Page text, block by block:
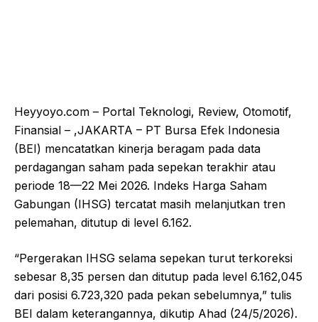
Heyyoyo.com – Portal Teknologi, Review, Otomotif,
Finansial – ,JAKARTA – PT Bursa Efek Indonesia
(BEI) mencatatkan kinerja beragam pada data
perdagangan saham pada sepekan terakhir atau
periode 18—22 Mei 2026. Indeks Harga Saham
Gabungan (IHSG) tercatat masih melanjutkan tren
pelemahan, ditutup di level 6.162.
“Pergerakan IHSG selama sepekan turut terkoreksi
sebesar 8,35 persen dan ditutup pada level 6.162,045
dari posisi 6.723,320 pada pekan sebelumnya,” tulis
BEI dalam keterangannya, dikutip Ahad (24/5/2026).